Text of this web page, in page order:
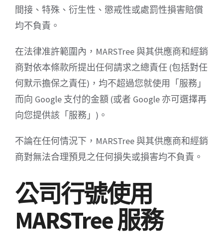
間接、特殊、衍生性、懲戒性或處罰性損害賠償
均不負責。
在法律准許範圍內，MARSTree 與其供應商和經銷
商對依本條款所提出任何請求之總責任 (包括對任
何默示擔保之責任)，均不超過您就使用「服務」
而向 Google 支付的金額 (或者 Google 亦可選擇再
向您提供該「服務」)。
不論在任何情況下，MARSTree 與其供應商和經銷
商對無法合理預見之任何損失或損害均不負責。
公司行號使用
MARSTree 服務